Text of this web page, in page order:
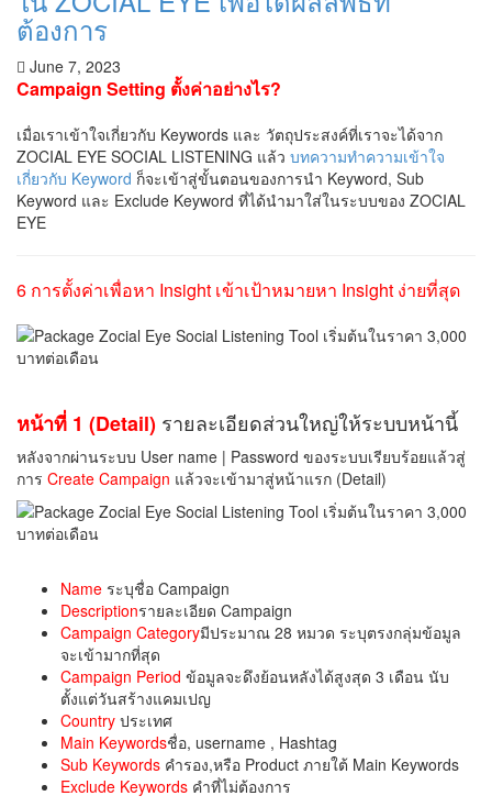
ต้องการ
June 7, 2023
Campaign Setting ตั้งค่าอย่างไร?
เมื่อเราเข้าใจเกี่ยวกับ Keywords และ วัตถุประสงค์ที่เราจะได้จาก
ZOCIAL EYE SOCIAL LISTENING แล้ว บทความทำความเข้าใจ
เกี่ยวกับ Keyword ก็จะเข้าสู่ขั้นตอนของการนำ Keyword, Sub
Keyword และ Exclude Keyword ที่ได้นำมาใส่ในระบบของ ZOCIAL
EYE
6 การตั้งค่าเพื่อหา Insight เข้าเป้าหมายหา Insight ง่ายที่สุด
หน้าที่ 1 (Detail) รายละเอียดส่วนใหญ่ให้ระบบหน้านี้
หลังจากผ่านระบบ User name | Password ของระบบเรียบร้อยแล้วสู่
การ Create Campaign แล้วจะเข้ามาสู่หน้าแรก (Detail)
Name ระบุชื่อ Campaign
Descriptionรายละเอียด Campaign
Campaign Categoryมีประมาณ 28 หมวด ระบุตรงกลุ่มข้อมูล
จะเข้ามากที่สุด
Campaign Period ข้อมูลจะดึงย้อนหลังได้สูงสุด 3 เดือน นับ
ตั้งแต่วันสร้างแคมเปญ
Country ประเทศ
Main Keywordsชื่อ, username , Hashtag
Sub Keywords คำรอง,หรือ Product ภายใต้ Main Keywords
Exclude Keywords คำที่ไม่ต้องการ